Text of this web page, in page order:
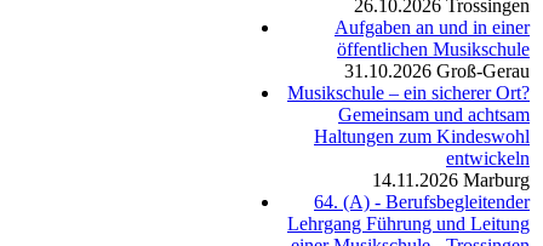
26.10.2026 Trossingen
Aufgaben an und in einer
öffentlichen Musikschule
31.10.2026 Groß-Gerau
Musikschule – ein sicherer Ort?
Gemeinsam und achtsam
Haltungen zum Kindeswohl
entwickeln
14.11.2026 Marburg
64. (A) - Berufsbegleitender
Lehrgang Führung und Leitung